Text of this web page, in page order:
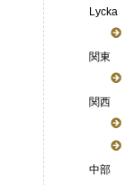
Lycka
関東
関西
中部